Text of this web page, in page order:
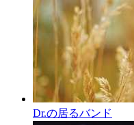
Dr.の居るバンド